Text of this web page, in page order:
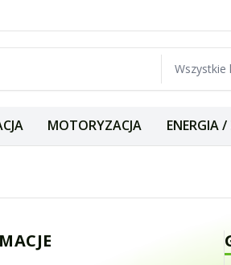
MOTORYZACJA ENERGIA